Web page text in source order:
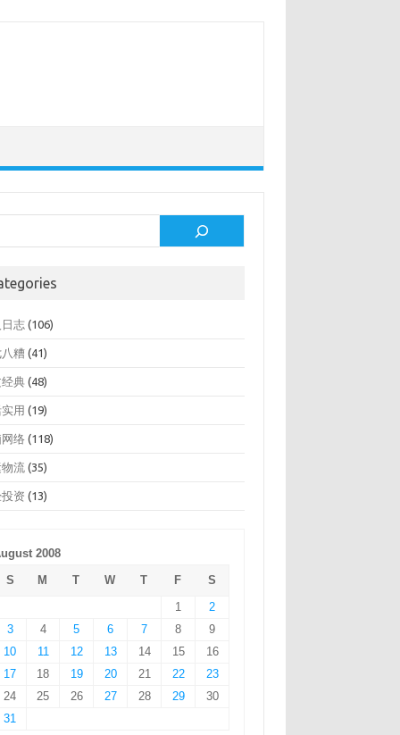
志 (106)
糟 (41)
典 (48)
用 (19)
络 (118)
流 (35)
资 (13)
2008
S
M T W T F
S
1
2
3
4 5 6 7 8
9
10
11 12 13 14 15
16
17
18 19 20 21 22
23
24
25 26 27 28 29
30
31